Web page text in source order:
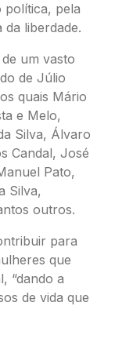
política, pela
da liberdade.
um vasto
de Júlio
quais Mário
e Melo,
Silva, Álvaro
Candal, José
Pato,
Silva,
outros.
para
que
“dando a
de vida que